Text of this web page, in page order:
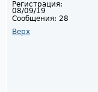
Регистрация:
08/09/19
Сообщения: 28
Верх